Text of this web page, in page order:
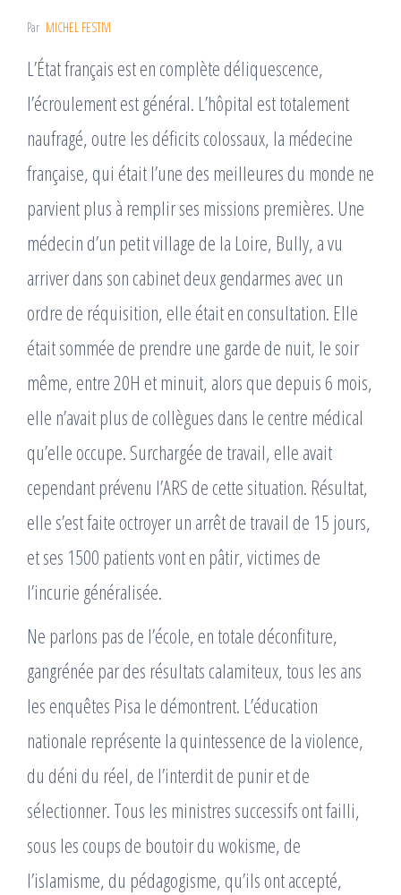
Par MICHEL FESTIVI
L’État français est en complète déliquescence,
l’écroulement est général. L’hôpital est totalement
naufragé, outre les déficits colossaux, la médecine
française, qui était l’une des meilleures du monde ne
parvient plus à remplir ses missions premières. Une
médecin d’un petit village de la Loire, Bully, a vu
arriver dans son cabinet deux gendarmes avec un
ordre de réquisition, elle était en consultation. Elle
était sommée de prendre une garde de nuit, le soir
même, entre 20H et minuit, alors que depuis 6 mois,
elle n’avait plus de collègues dans le centre médical
qu’elle occupe. Surchargée de travail, elle avait
cependant prévenu l’ARS de cette situation. Résultat,
elle s’est faite octroyer un arrêt de travail de 15 jours,
et ses 1500 patients vont en pâtir, victimes de
l’incurie généralisée.
Ne parlons pas de l’école, en totale déconfiture,
gangrénée par des résultats calamiteux, tous les ans
les enquêtes Pisa le démontrent. L’éducation
nationale représente la quintessence de la violence,
du déni du réel, de l’interdit de punir et de
sélectionner. Tous les ministres successifs ont failli,
sous les coups de boutoir du wokisme, de
l’islamisme, du pédagogisme, qu’ils ont accepté,